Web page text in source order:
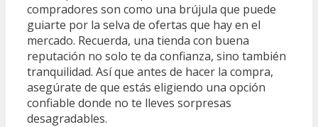
compradores son como una brújula que puede
guiarte por la selva de ofertas que hay en el
mercado. Recuerda, una tienda con buena
reputación no solo te da confianza, sino también
tranquilidad. Así que antes de hacer la compra,
asegúrate de que estás eligiendo una opción
confiable donde no te lleves sorpresas
desagradables.